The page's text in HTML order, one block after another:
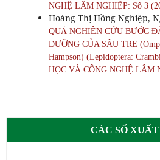
NGHỆ LÂM NGHIỆP: Số 3
Hoàng Thị Hồng Nghiệp,
QUẢ NGHIÊN CỨU BƯỚC
DƯỠNG CỦA SÂU TRE
Hampson) (Lepidoptera:
HỌC VÀ CÔNG NGHỆ LÂM
CÁC SỐ